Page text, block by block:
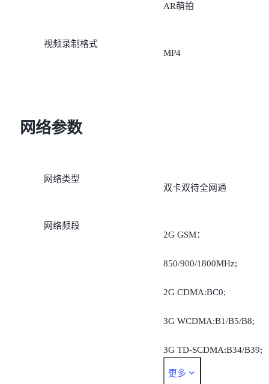
AR萌拍
视频录制格式
MP4
网络参数
网络类型
双卡双待全网通
网络频段
2G GSM：
850/900/1800MHz;
2G CDMA:BC0;
3G WCDMA:B1/B5/B8;
3G TD-SCDMA:B34/B39;
4G FDD-LTE:B1/B3/B5/B8
更多